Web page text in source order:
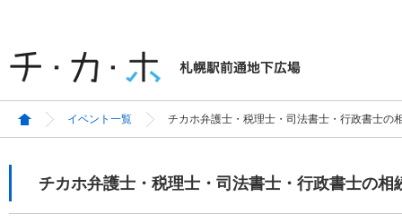
イベント一覧 チカホ弁護士・税理士・司法書士・行政書士の
チカホ弁護士・税理士・司法書士・行政書士の相